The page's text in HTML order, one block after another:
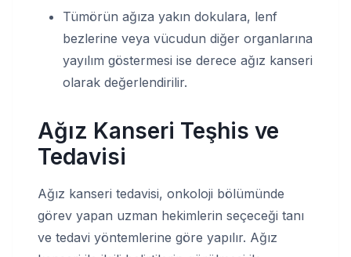
Tümörün ağıza yakın dokulara, lenf
bezlerine veya vücudun diğer organlarına
yayılım göstermesi ise derece ağız kanseri
olarak değerlendirilir.
Ağız Kanseri Teşhis ve
Tedavisi
Ağız kanseri tedavisi, onkoloji bölümünde
görev yapan uzman hekimlerin seçeceği tanı
ve tedavi yöntemlerine göre yapılır. Ağız